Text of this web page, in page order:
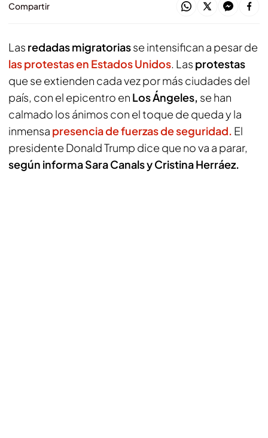
Compartir
Las redadas migratoriasse intensifican a pesar de
las protestas en Estados Unidos. Las protestas
que se extienden cada vez por más ciudades del
país, con el epicentro en Los Ángeles, se han
calmado los ánimos con el toque de queda y la
inmensa presencia de fuerzas de seguridad. El
presidente Donald Trump dice que no va a parar,
según informa Sara Canals y Cristina Herráez.